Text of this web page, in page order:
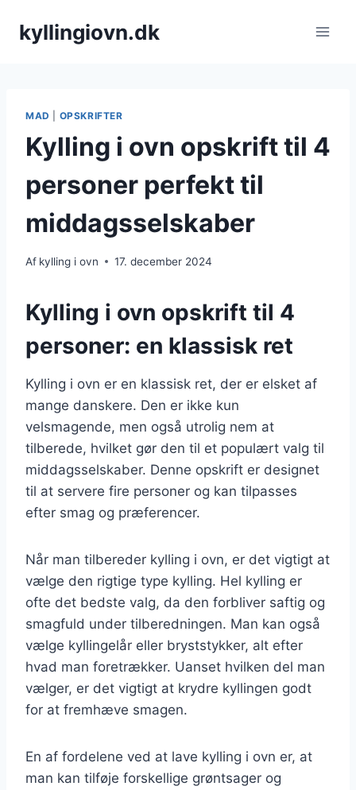
kyllingiovn.dk
MAD OPSKRIFTER
Kylling i ovn opskrift til 4
personer perfekt til
middagsselskaber
Af kylling i ovn 17. december 2024
Kylling i ovn opskrift til 4
personer: en klassisk ret
Kylling i ovn er en klassisk ret, der er elsket af
mange danskere. Den er ikke kun
velsmagende, men også utrolig nem at
tilberede, hvilket gør den til et populært valg til
middagsselskaber. Denne opskrift er designet
til at servere fire personer og kan tilpasses
efter smag og præferencer.
Når man tilbereder kylling i ovn, er det vigtigt at
vælge den rigtige type kylling. Hel kylling er
ofte det bedste valg, da den forbliver saftig og
smagfuld under tilberedningen. Man kan også
vælge kyllingelår eller bryststykker, alt efter
hvad man foretrækker. Uanset hvilken del man
vælger, er det vigtigt at krydre kyllingen godt
for at fremhæve smagen.
En af fordelene ved at lave kylling i ovn er, at
man kan tilføje forskellige grøntsager og